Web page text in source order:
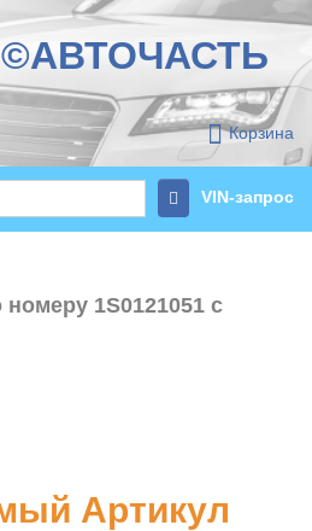
©АВТОЧАСТЬ
Корзина
VIN-запрос
номеру 1S0121051 с
Артикул